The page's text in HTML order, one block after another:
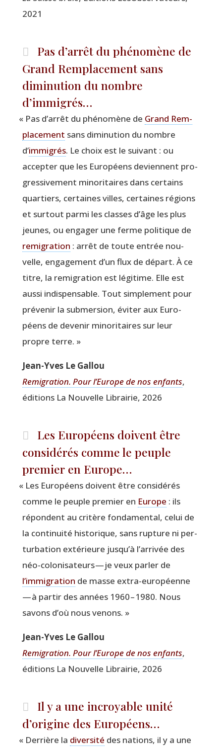
2021
Pas d’arrêt du phénomène de
Grand Remplacement sans
diminution du nombre
d’immigrés…
« Pas d’arrêt du phé­no­mène de Grand Rem­
pla­ce­ment sans dimi­nu­tion du nombre
d’immi­grés. Le choix est le sui­vant : ou
accep­ter que les Euro­péens deviennent pro­
gres­si­ve­ment mino­ri­taires dans cer­tains
quar­tiers, cer­taines villes, cer­taines régions
et sur­tout par­mi les classes d’âge les plus
jeunes, ou enga­ger une ferme poli­tique de
remi­gra­tion : arrêt de toute entrée nou­
velle, enga­ge­ment d’un flux de départ. À ce
titre, la remi­gra­tion est légi­time. Elle est
aus­si indis­pen­sable. Tout sim­ple­ment pour
pré­ve­nir la sub­mer­sion, évi­ter aux Euro­
péens de deve­nir mino­ri­taires sur leur
propre terre. »
Jean-Yves Le Gallou
Remi­gra­tion. Pour l’Eu­rope de nos enfants,
édi­tions La Nou­velle Librai­rie, 2026
Les Européens doivent être
considérés comme le peuple
premier en Europe…
« Les Euro­péens doivent être consi­dé­rés
comme le peuple pre­mier en Europe : ils
répondent au cri­tère fon­da­men­tal, celui de
la conti­nui­té his­to­rique, sans rup­ture ni per­
tur­ba­tion exté­rieure jusqu’à l’arrivée des
néo-colo­ni­sa­teurs — je veux par­ler de
l’immigration de masse extra-euro­péenne
— à par­tir des années 1960 – 1980. Nous
savons d’où nous venons. »
Jean-Yves Le Gallou
Remi­gra­tion. Pour l’Eu­rope de nos enfants,
édi­tions La Nou­velle Librai­rie, 2026
Il y a une incroyable unité
d’origine des Européens…
« Der­rière la diver­si­té des nations, il y a une